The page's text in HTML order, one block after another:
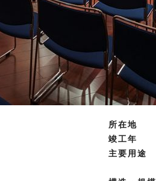
所在地
竣工年
主要用途